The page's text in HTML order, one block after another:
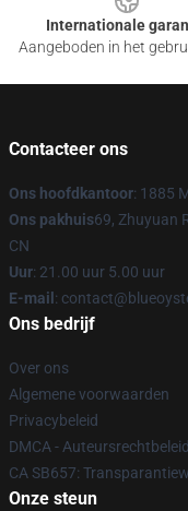
Internationale
Aangeboden in het
Contacteer ons
Ons hoofdkantoor: 1885
Ons pakhuis69, Zhuyuan
CN
Uur: 21.00 uur 5.00 uur
E-mail :
Ons bedrijf
Over ons
Algemene voorwaarden
Privacybeleid
DMCA - Auteursrechtbeleid
CA SB657:
Onze steun